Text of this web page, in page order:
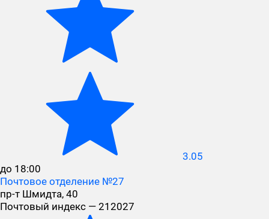
3.05
до 18:00
Почтовое отделение №27
пр-т Шмидта, 40
Почтовый индекс — 212027